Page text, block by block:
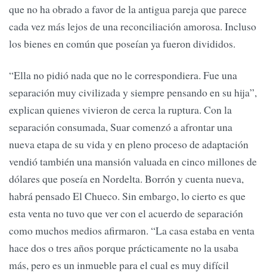
que no ha obrado a favor de la antigua pareja que parece
cada vez más lejos de una reconciliación amorosa. Incluso
los bienes en común que poseían ya fueron divididos.
“Ella no pidió nada que no le correspondiera. Fue una
separación muy civilizada y siempre pensando en su hija”,
explican quienes vivieron de cerca la ruptura. Con la
separación consumada, Suar comenzó a afrontar una
nueva etapa de su vida y en pleno proceso de adaptación
vendió también una mansión valuada en cinco millones de
dólares que poseía en Nordelta. Borrón y cuenta nueva,
habrá pensado El Chueco. Sin embargo, lo cierto es que
esta venta no tuvo que ver con el acuerdo de separación
como muchos medios afirmaron. “La casa estaba en venta
hace dos o tres años porque prácticamente no la usaba
más, pero es un inmueble para el cual es muy difícil